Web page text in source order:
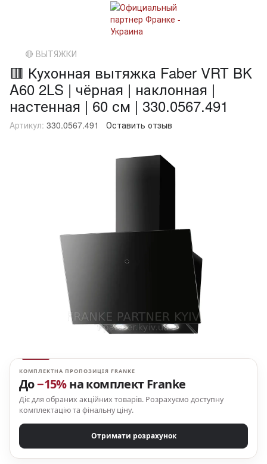
🔴 ВЫТЯЖКИ
🟥 Кухонная вытяжка Faber VRT BK
A60 2LS | чёрная | наклонная |
настенная | 60 см | 330.0567.491
Артикул: 330.0567.491 Оставить отзыв
КОМПЛЕКТНА ПРОПОЗИЦІЯ FRANKE
До−15%на комплект Franke
Діє для обраних акційних товарів. Розрахуємо доступну
комплектацію та фінальну ціну.
Отримати розрахунок